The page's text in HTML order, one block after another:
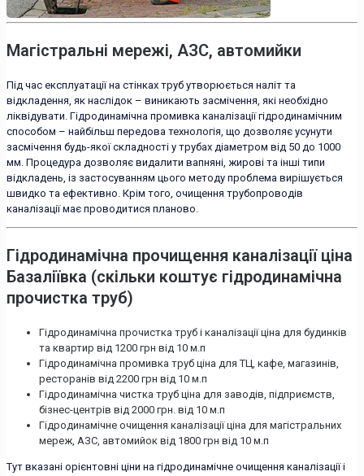
Магістральні мережі, АЗС, автомийки
Під час експлуатації на стінках труб утворюється наліт та
відкладення, як наслідок – виникають засмічення, які необхідно
ліквідувати. Гідродинамічна промивка каналізації гідродинамічним
способом – найбільш передова технологія, що дозволяє усунути
засмічення будь-якої складності у трубах діаметром від 50 до 1000
мм. Процедура дозволяє видалити вапняні, жирові та інші типи
відкладень, із застосуванням цього методу проблема вирішується
швидко та ефективно. Крім того, очищення трубопроводів
каналізації має проводитися планово.
Гідродинамічна прочищення каналізації ціна
Базаліївка (скільки коштує гідродинамічна
прочистка труб)
Гідродинамічна прочистка труб і каналізації ціна для будинків
та квартир від 1200 грн від 10 м.п
Гідродинамічна промивка труб ціна для ТЦ, кафе, магазинів,
ресторанів від 2200 грн від 10 м.п
Гідродинамічна чистка труб ціна для заводів, підприємств,
бізнес-центрів від 2000 грн. від 10 м.п
Гідродинамічне очищення каналізації ціна для магістральних
мереж, АЗС, автомийок від 1800 грн від 10 м.п
Тут вказані орієнтовні ціни на гідродинамічне очищення каналізації і